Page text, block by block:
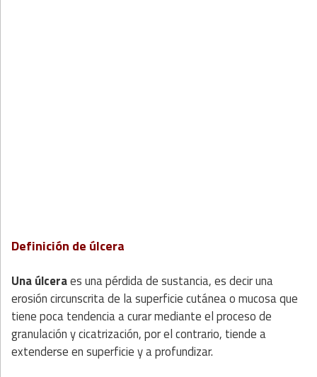
Definición de úlcera
Una úlceraes una pérdida de sustancia, es decir una
erosión circunscrita de la superficie cutánea o mucosa que
tiene poca tendencia a curar mediante el proceso de
granulación y cicatrización, por el contrario, tiende a
extenderse en superficie y a profundizar.